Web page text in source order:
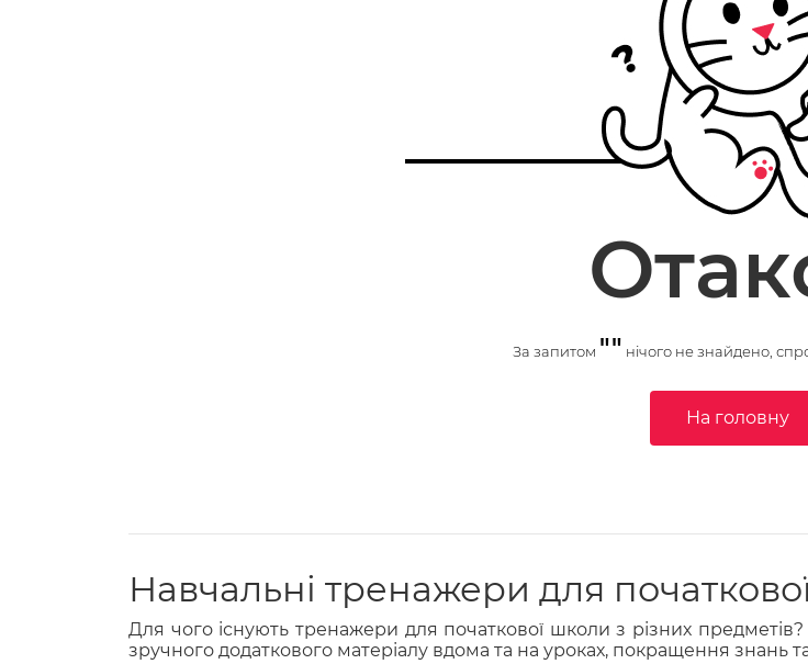
За запитом "" нічого не знайдено,
На головну
Навчальні тренажери для
Для чого існують тренажери для початкової школи з різних
зручного додаткового матеріалу вдома та на уроках, покращення знань